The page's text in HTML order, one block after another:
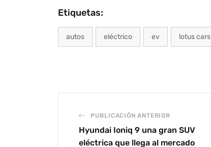
Etiquetas:
autos eléctrico ev lotus cars
PUBLICACIÓN ANTERIOR
Hyundai Ioniq 9 una gran SUV
eléctrica que llega al mercado